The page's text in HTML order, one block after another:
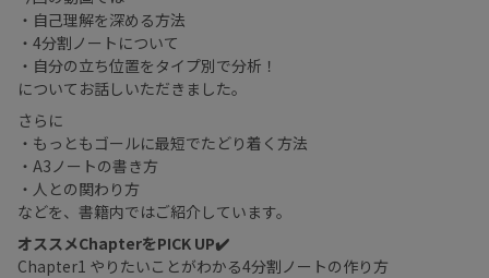
・自己理解を深める方法
・4分割ノートについて
・自分の立ち位置をタイプ別で分析！
についてお話しいただきました。
さらに
・もっともゴールに最短でたどり着く方法
・A3ノートの書き方
・人との関わり方
などを、書籍内ではご紹介しています。
オススメChapterをPICK UP✔️
Chapter1 やりたいことがわかる4分割ノートの作り方